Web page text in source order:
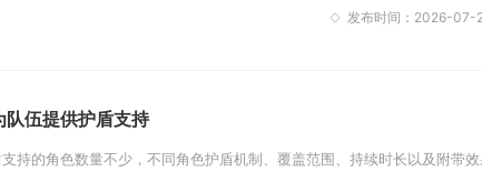
发布时间：2026-07-
队伍提供护盾支持
持的角色数量不少，不同角色护盾机制、覆盖范围、持续时长以及附带